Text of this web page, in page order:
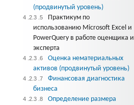
(продвинутый уровень)
4 .2.3 .5
Практикум по
использованию Microsoft Excel и
PowerQuery в работе оценщика и
эксперта
4 .2.3 .6
Оценка нематериальных
активов (продвинутый уровень)
4 .2.3 .7
Финансовая диагностика
бизнеса
4 .2.3 .8
Определение размера